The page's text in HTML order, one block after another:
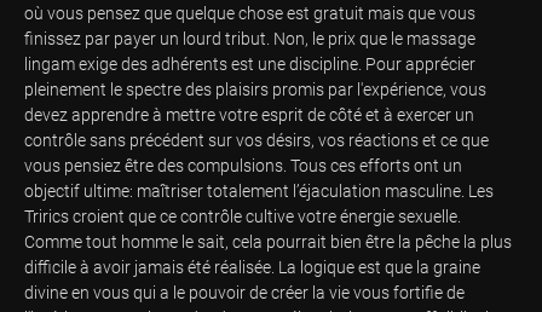
où vous pensez que quelque chose est gratuit mais que vous
finissez par payer un lourd tribut. Non, le prix que le massage
lingam exige des adhérents est une discipline. Pour apprécier
pleinement le spectre des plaisirs promis par l'expérience, vous
devez apprendre à mettre votre esprit de côté et à exercer un
contrôle sans précédent sur vos désirs, vos réactions et ce que
vous pensiez être des compulsions. Tous ces efforts ont un
objectif ultime: maîtriser totalement l’éjaculation masculine. Les
Trirics croient que ce contrôle cultive votre énergie sexuelle.
Comme tout homme le sait, cela pourrait bien être la pêche la plus
difficile à avoir jamais été réalisée. La logique est que la graine
divine en vous qui a le pouvoir de créer la vie vous fortifie de